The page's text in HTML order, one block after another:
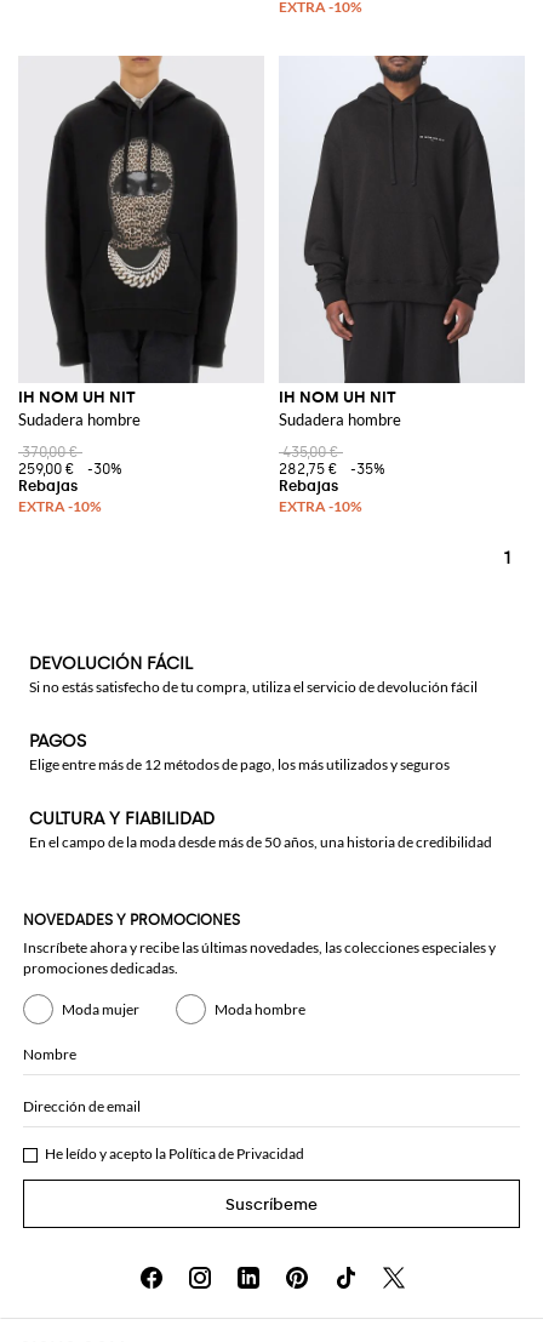
IH NOM UH NIT
Sudadera hombre
370,00 €
259,00 €
-30%
IH NOM UH NIT
Sudadera hombre
435,00 €
282,75 €
-35%
1
DEVOLUCIÓN FÁCIL
Si no estás satisfecho de tu compra, utiliza el servicio de devolución fácil
PAGOS
Elige entre más de 12 métodos de pago, los más utilizados y seguros
CULTURA Y FIABILIDAD
En el campo de la moda desde más de 50 años, una historia de credibilidad
NOVEDADES Y PROMOCIONES
Inscríbete ahora y recibe las últimas novedades, las colecciones especiales y
promociones dedicadas.
Moda mujer Moda hombre
Nombre
Dirección de email
He leído y acepto la Política de Privacidad
Suscríbeme